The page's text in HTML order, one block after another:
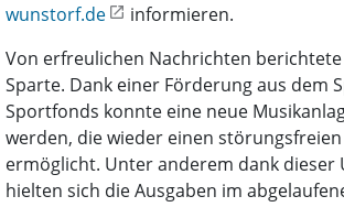
wunstorf.de
informieren.
Von erfreulichen Nachrichten
Sparte. Dank einer Förderung aus dem
Sportfonds konnte eine neue
werden, die wieder einen
ermöglicht. Unter anderem dank dieser
hielten sich die Ausgaben im